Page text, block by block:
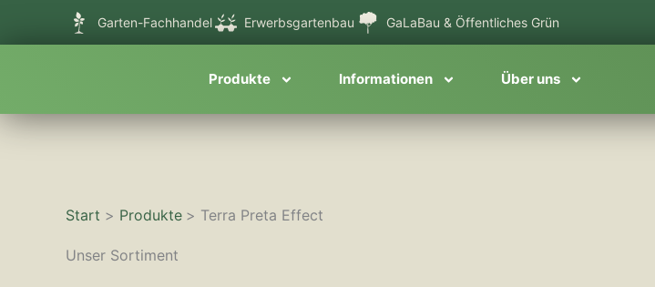
Garten-Fachhandel Erwerbsgartenbau GaLaBau & Öffentliches Grün
Produkte Informationen Über uns
Start Produkte Terra Preta Effect
Unser Sortiment